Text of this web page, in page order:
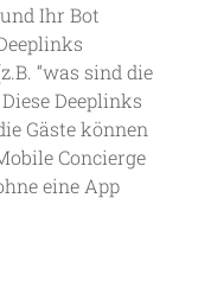
Ihr Bot
“was sind die
Deeplinks
Gäste können
Concierge
eine App